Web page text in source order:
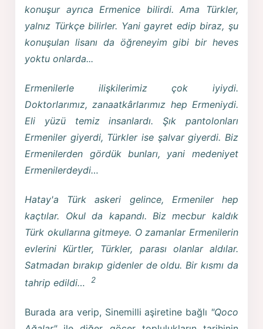
konuşur ayrıca Ermenice bilirdi. Ama Türkler,
yalnız Türkçe bilirler. Yani gayret edip biraz, şu
konuşulan lisanı da öğreneyim gibi bir heves
yoktu onlarda...
Ermenilerle ilişkilerimiz çok iyiydi.
Doktorlarımız, zanaatkârlarımız hep Ermeniydi.
Eli yüzü temiz insanlardı. Şık pantolonları
Ermeniler giyerdi, Türkler ise şalvar giyerdi. Biz
Ermenilerden gördük bunları, yani medeniyet
Ermenilerdeydi…
Hatay'a Türk askeri gelince, Ermeniler hep
kaçtılar. Okul da kapandı. Biz mecbur kaldık
Türk okullarına gitmeye. O zamanlar Ermenilerin
evlerini Kürtler, Türkler, parası olanlar aldılar.
Satmadan bırakıp gidenler de oldu. Bir kısmı da
tahrip edildi…2
Burada ara verip, Sinemilli aşiretine bağlı "Qoco